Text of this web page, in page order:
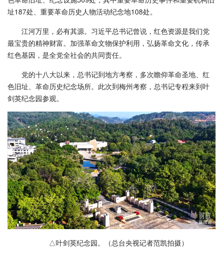
址187处、重要革命历史人物活动纪念地108处。
江河万里，必有其源。习近平总书记曾说，红色资源是我们党
最宝贵的精神财富。加强革命文物保护利用，弘扬革命文化，传承
红色基因，是全党全社会的共同责任。
党的十八大以来，总书记到地方考察，多次瞻仰革命圣地、红
色旧址、革命历史纪念场所。此次到梅州考察，总书记专程来到叶
剑英纪念园参观。
△叶剑英纪念园。（总台央视记者范凯拍摄）